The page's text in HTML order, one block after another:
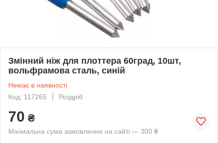
Змінний ніж для плоттера 60град, 10шт,
вольфрамова сталь, синій
Немає в наявності
Код: 117265
Роздріб
70 ₴
Мінімальна сума замовлення на сайті — 300 ₴